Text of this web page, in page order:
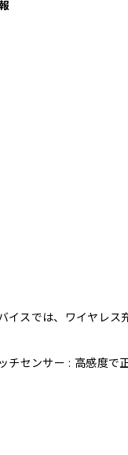
スでは、ワイヤレス
チセンサー : 高感度で